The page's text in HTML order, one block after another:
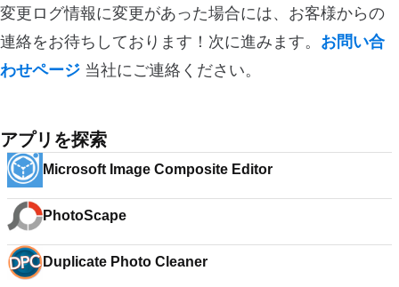
変更ログ情報に変更があった場合には、お客様からの
連絡をお待ちしております！次に進みます。 お問い合
わせページ 当社にご連絡ください。
アプリを探索
Microsoft Image Composite Editor
PhotoScape
Duplicate Photo Cleaner